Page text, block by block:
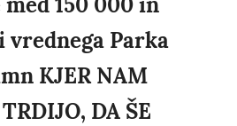
vrednega Parka
KJER NAM
DA ŠE